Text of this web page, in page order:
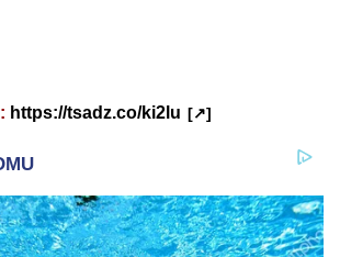
https://tsadz.co/ki2lu